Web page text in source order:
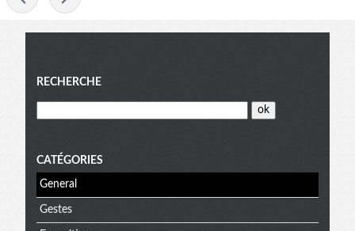
Menu
RECHERCHE
CATÉGORIES
General
Gestes